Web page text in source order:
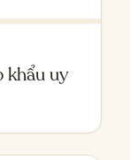
khẩu uy